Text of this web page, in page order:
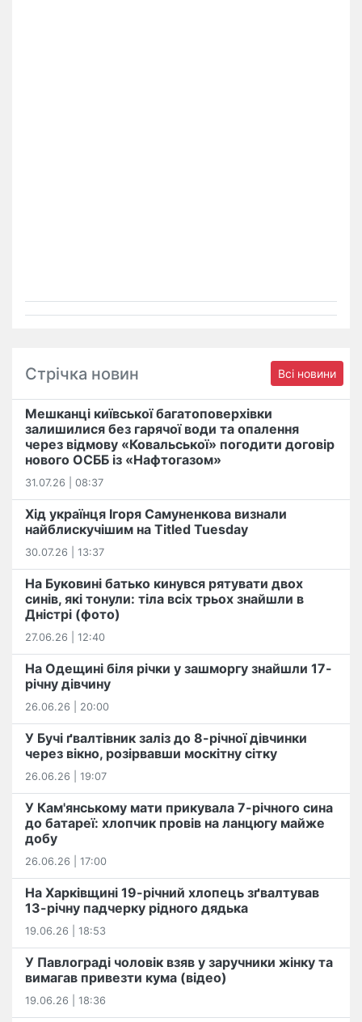
Стрічка новин Всі новини
Мешканці київської багатоповерхівки
залишилися без гарячої води та опалення
через відмову «Ковальської» погодити договір
нового ОСББ із «Нафтогазом»
31.07.26 | 08:37
Хід українця Ігоря Самуненкова визнали
найблискучішим на Titled Tuesday
30.07.26 | 13:37
На Буковині батько кинувся рятувати двох
синів, які тонули: тіла всіх трьох знайшли в
Дністрі (фото)
27.06.26 | 12:40
На Одещині біля річки у зашморгу знайшли 17-
річну дівчину
26.06.26 | 20:00
У Бучі ґвалтівник заліз до 8-річної дівчинки
через вікно, розірвавши москітну сітку
26.06.26 | 19:07
У Кам'янському мати прикувала 7-річного сина
до батареї: хлопчик провів на ланцюгу майже
добу
26.06.26 | 17:00
На Харківщині 19-річний хлопець​ ️зґвалтував
13-річну падчерку рідного дядька
19.06.26 | 18:53
У Павлограді чоловік взяв у заручники жінку та
вимагав привезти кума (відео)
19.06.26 | 18:36